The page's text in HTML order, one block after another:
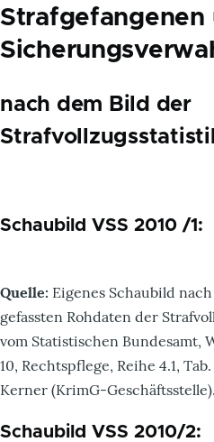
Strafgefangenen
nach dem Bild der
Schaubild VSS 2010 /1:
Quelle: Eigenes Schaubild
gefassten Rohdaten der
vom Statistischen Bundesamt,
10, Rechtspflege, Reihe 4.1,
Kerner (KrimG-Geschäftsstelle).
Schaubild VSS 2010/2: